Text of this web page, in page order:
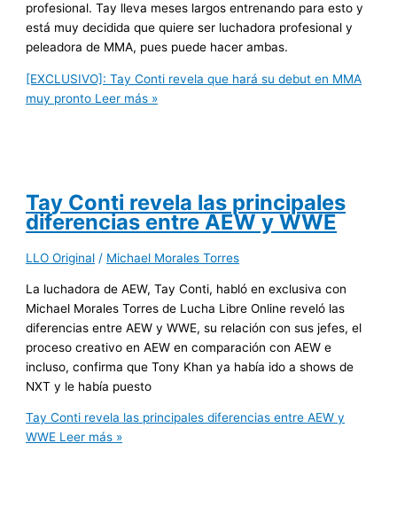
profesional. Tay lleva meses largos entrenando para esto y
está muy decidida que quiere ser luchadora profesional y
peleadora de MMA, pues puede hacer ambas.
[EXCLUSIVO]: Tay Conti revela que hará su debut en MMA
muy pronto Leer más »
Tay Conti revela las principales
diferencias entre AEW y WWE
LLO Original / Michael Morales Torres
La luchadora de AEW, Tay Conti, habló en exclusiva con
Michael Morales Torres de Lucha Libre Online reveló las
diferencias entre AEW y WWE, su relación con sus jefes, el
proceso creativo en AEW en comparación con AEW e
incluso, confirma que Tony Khan ya había ido a shows de
NXT y le había puesto
Tay Conti revela las principales diferencias entre AEW y
WWE Leer más »